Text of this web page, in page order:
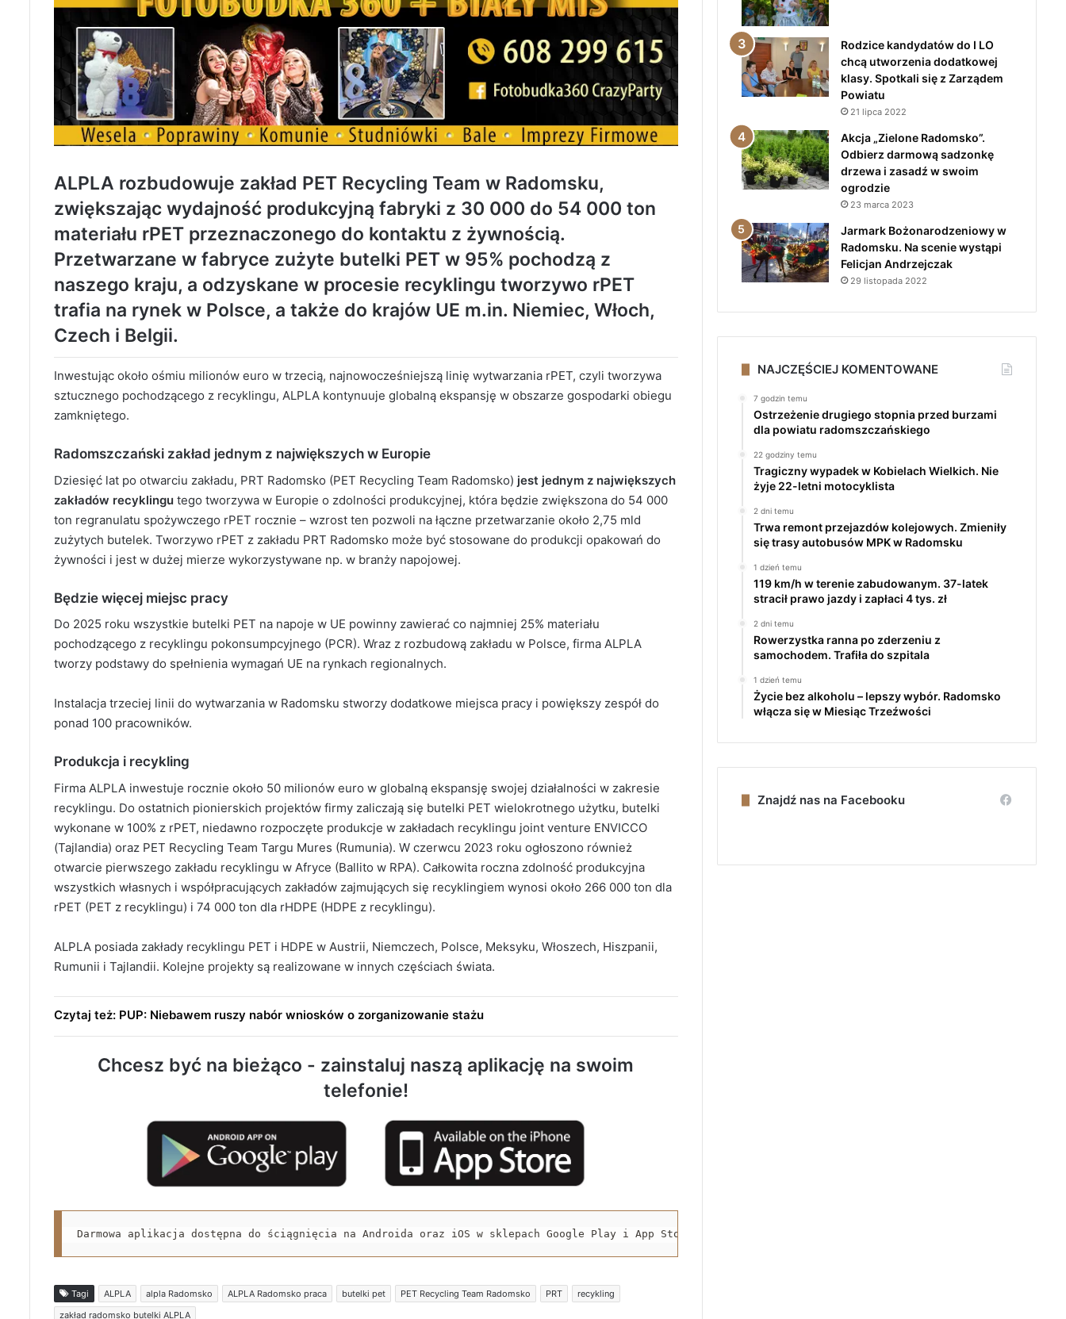
ALPLA rozbudowuje zakład PET Recycling Team w Radomsku,
zwiększając wydajność produkcyjną fabryki z 30 000 do 54 000 ton
materiału rPET przeznaczonego do kontaktu z żywnością.
Przetwarzane w fabryce zużyte butelki PET w 95% pochodzą z
naszego kraju, a odzyskane w procesie recyklingu tworzywo rPET
trafia na rynek w Polsce, a także do krajów UE m.in. Niemiec, Włoch,
Czech i Belgii.
Inwestując około ośmiu milionów euro w trzecią, najnowocześniejszą linię wytwarzania rPET, czyli tworzywa
sztucznego pochodzącego z recyklingu, ALPLA kontynuuje globalną ekspansję w obszarze gospodarki obiegu
zamkniętego.
Radomszczański zakład jednym z największych w Europie
Dziesięć lat po otwarciu zakładu, PRT Radomsko (PET Recycling Team Radomsko) jest jednym z największych
zakładów recyklingu tego tworzywa w Europie o zdolności produkcyjnej, która będzie zwiększona do 54 000
ton regranulatu spożywczego rPET rocznie – wzrost ten pozwoli na łączne przetwarzanie około 2,75 mld
zużytych butelek. Tworzywo rPET z zakładu PRT Radomsko może być stosowane do produkcji opakowań do
żywności i jest w dużej mierze wykorzystywane np. w branży napojowej.
Będzie więcej miejsc pracy
Do 2025 roku wszystkie butelki PET na napoje w UE powinny zawierać co najmniej 25% materiału
pochodzącego z recyklingu pokonsumpcyjnego (PCR). Wraz z rozbudową zakładu w Polsce, firma ALPLA
tworzy podstawy do spełnienia wymagań UE na rynkach regionalnych.
Instalacja trzeciej linii do wytwarzania w Radomsku stworzy dodatkowe miejsca pracy i powiększy zespół do
ponad 100 pracowników.
Produkcja i recykling
Firma ALPLA inwestuje rocznie około 50 milionów euro w globalną ekspansję swojej działalności w zakresie
recyklingu. Do ostatnich pionierskich projektów firmy zaliczają się butelki PET wielokrotnego użytku, butelki
wykonane w 100% z rPET, niedawno rozpoczęte produkcje w zakładach recyklingu joint venture ENVICCO
(Tajlandia) oraz PET Recycling Team Targu Mures (Rumunia). W czerwcu 2023 roku ogłoszono również
otwarcie pierwszego zakładu recyklingu w Afryce (Ballito w RPA). Całkowita roczna zdolność produkcyjna
wszystkich własnych i współpracujących zakładów zajmujących się recyklingiem wynosi około 266 000 ton dla
rPET (PET z recyklingu) i 74 000 ton dla rHDPE (HDPE z recyklingu).
ALPLA posiada zakłady recyklingu PET i HDPE w Austrii, Niemczech, Polsce, Meksyku, Włoszech, Hiszpanii,
Rumunii i Tajlandii. Kolejne projekty są realizowane w innych częściach świata.
Czytaj też: PUP: Niebawem ruszy nabór wniosków o zorganizowanie stażu
Chcesz być na bieżąco - zainstaluj naszą aplikację na swoim
telefonie!
Darmowa aplikacja dostępna do ściągnięcia na Androida oraz iOS w sklepach Google Play i App Store.
Tagi ALPLA alpla Radomsko ALPLA Radomsko praca butelki pet PET Recycling Team Radomsko PRT
recykling
zakład radomsko butelki ALPLA
Trwa remont przejazdów kolejowych.
Radomsku
Spowodował śmiertelny wypadek i uciekł z
miejsca zdarzenia. 32-latek trafił do
aresztu
Nowa Pracownia Endoskopii w szpitalu w
Radomsku. Będą wykonywane
zaawansowane badania i zabiegi
Jubileuszowe Święto Miodu przyciągnęło
Rodzice kandydatów do I LO
chcą utworzenia dodatkowej
klasy. Spotkali się z Zarządem
Powiatu
21 lipca 2022
Akcja „Zielone Radomsko”.
Odbierz darmową sadzonkę
drzewa i zasadź w swoim
ogrodzie
23 marca 2023
Jarmark Bożonarodzeniowy w
Radomsku. Na scenie wystąpi
Felicjan Andrzejczak
29 listopada 2022
NAJCZĘŚCIEJ KOMENTOWANE
7 godzin temu
Ostrzeżenie drugiego stopnia przed burzami
dla powiatu radomszczańskiego
22 godziny temu
Tragiczny wypadek w Kobielach Wielkich. Nie
żyje 22-letni motocyklista
2 dni temu
Trwa remont przejazdów kolejowych. Zmieniły
się trasy autobusów MPK w Radomsku
1 dzień temu
119 km/h w terenie zabudowanym. 37-latek
stracił prawo jazdy i zapłaci 4 tys. zł
2 dni temu
Rowerzystka ranna po zderzeniu z
samochodem. Trafiła do szpitala
1 dzień temu
Życie bez alkoholu – lepszy wybór. Radomsko
włącza się w Miesiąc Trzeźwości
Znajdź nas na Facebooku